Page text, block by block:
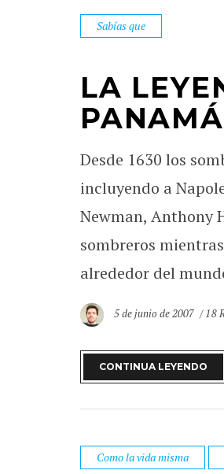
Sabías que
LA
PANAMÁ
Desde 1630 los
incluyendo a
Newman, Anthony
sombreros
alrededor del
5 de junio de 2007 18
CONTINUA LEYENDO
Como la vida misma